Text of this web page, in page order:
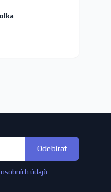
Odebírat
údajů